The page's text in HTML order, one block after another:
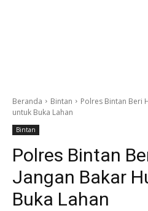
Beranda Bintan
Polres Bintan Beri
untuk Buka Lahan
Bintan
Polres Bintan
Jangan Bakar
Buka Lahan